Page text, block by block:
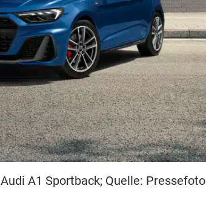
Audi A1 Sportback; Quelle: Pressefoto